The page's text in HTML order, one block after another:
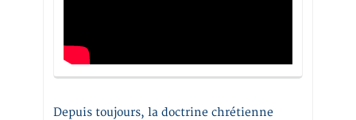
Depuis toujours, la doctrine chrétienne